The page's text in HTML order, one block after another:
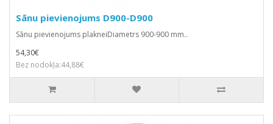
Sānu pievienojums D900-D900
Sānu pievienojums plakneiDiametrs 900-900 mm..
54,30€
Bez nodokļa:44,88€